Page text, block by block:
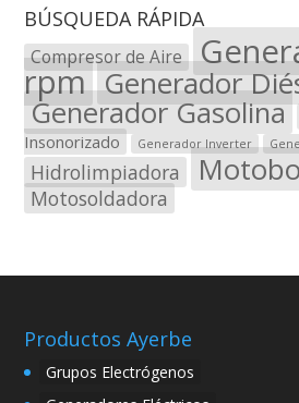
BÚSQUEDA RÁPIDA
Compresor de Aire
rpm Generador
Generador Gasolina
Insonorizado
Generador Inverter
Hidrolimpiadora
Motosoldadora
Productos Ayerbe
Grupos Electrógenos